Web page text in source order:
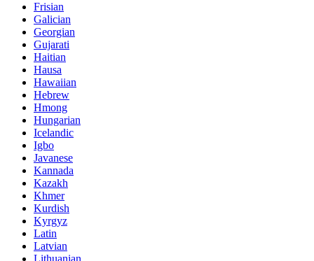
Frisian
Galician
Georgian
Gujarati
Haitian
Hausa
Hawaiian
Hebrew
Hmong
Hungarian
Icelandic
Igbo
Javanese
Kannada
Kazakh
Khmer
Kurdish
Kyrgyz
Latin
Latvian